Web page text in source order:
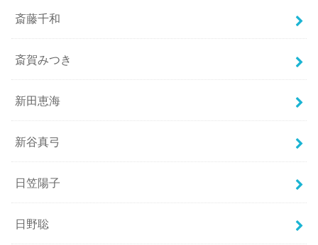
斎藤千和
斎賀みつき
新田恵海
新谷真弓
日笠陽子
日野聡